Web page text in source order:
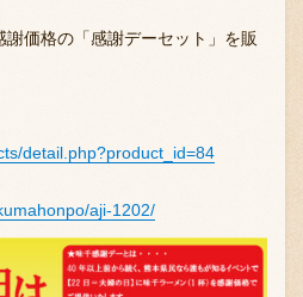
価格の「感謝デーセット」を販
detail.php?product_id=84
aji-1202/